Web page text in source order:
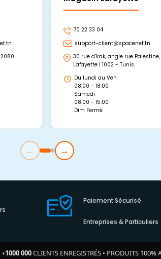
70 22 33 04
support-client@spacenet.tn
30 rue d'Irak, angle rue Palestine,
Lafayette | 1002 - Tunis
Du lundi au Ven
08:00 - 18:00
Samedi
08:00 - 15:00
Dim Fermé
← →
Paiement Sécurisé
Entreprises & Particuliers
+1000 000CLIENTS ENREGISTRÉS• PRODUITS 100%